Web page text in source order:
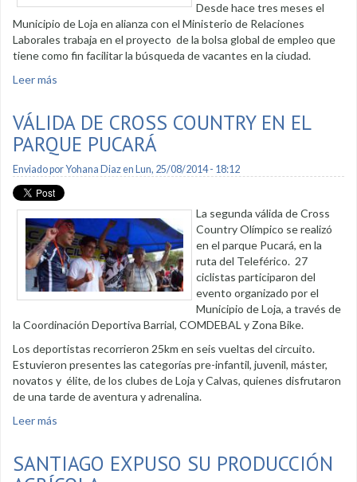
Desde hace tres meses el
Municipio de Loja en alianza con el Ministerio de Relaciones
Laborales trabaja en el proyecto de la bolsa global de empleo que
tiene como fin facilitar la búsqueda de vacantes en la ciudad.
Leer más
VÁLIDA DE CROSS COUNTRY EN EL
PARQUE PUCARÁ
Enviado porYohana Diazen Lun, 25/08/2014 - 18:12
La segunda válida de Cross
Country Olímpico se realizó
en el parque Pucará, en la
ruta del Teleférico. 27
ciclistas participaron del
evento organizado por el
Municipio de Loja, a través de
la Coordinación Deportiva Barrial, COMDEBAL y Zona Bike.
Los deportistas recorrieron 25km en seis vueltas del circuito.
Estuvieron presentes las categorías pre-infantil, juvenil, máster,
novatos y élite, de los clubes de Loja y Calvas, quienes disfrutaron
de una tarde de aventura y adrenalina.
Leer más
SANTIAGO EXPUSO SU PRODUCCIÓN